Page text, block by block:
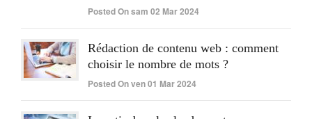
Posted On sam 02 Mar 2024
Rédaction de contenu web : comment
choisir le nombre de mots ?
Posted On ven 01 Mar 2024